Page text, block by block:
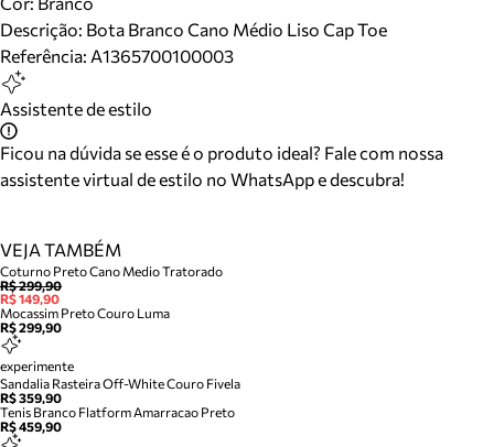
Descrição: Bota Branco Cano Médio Liso Cap Toe
Referência: A1365700100003
Assistente de estilo
Ficou na dúvida se esse é o produto ideal? Fale com nossa
assistente virtual de estilo no WhatsApp e descubra!
VEJA TAMBÉM
Coturno Preto Cano Medio Tratorado
R$ 299,90
R$ 149,90
Mocassim Preto Couro Luma
R$ 299,90
experimente
Sandalia Rasteira Off-White Couro Fivela
R$ 359,90
Tenis Branco Flatform Amarracao Preto
R$ 459,90